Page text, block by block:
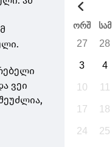
ვეი
ორშ სამ
27 28
3 4
10 11
17 18
24 25